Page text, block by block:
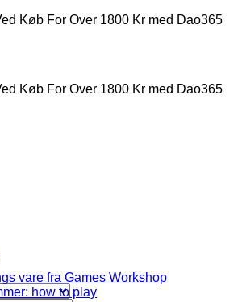
Køb For Over 1800 Kr med Dao365
Køb For Over 1800 Kr med Dao365
vare fra Games Workshop
how to play